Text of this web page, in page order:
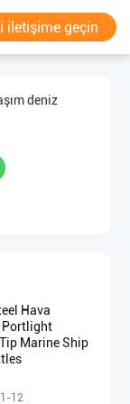
iletişime geçin
deniz
Hava
Portlight
Marine Ship
12